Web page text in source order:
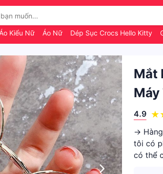
Kiểu Nữ Áo Nữ Dép Sục Crocs Hello Kitty
Mắt
Máy
4.9
→
tôi có
có thể